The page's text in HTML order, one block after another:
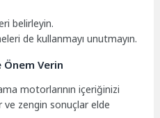
belirleyin.
de kullanmayı unutmayın.
Önem Verin
motorlarının içeriğinizi
ve zengin sonuçlar elde